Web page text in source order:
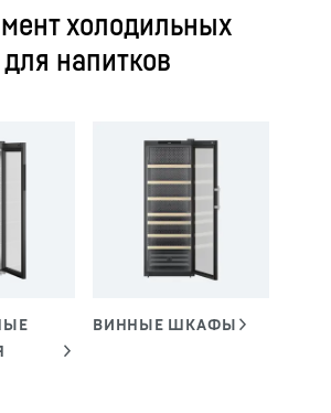
холодильных
напитков